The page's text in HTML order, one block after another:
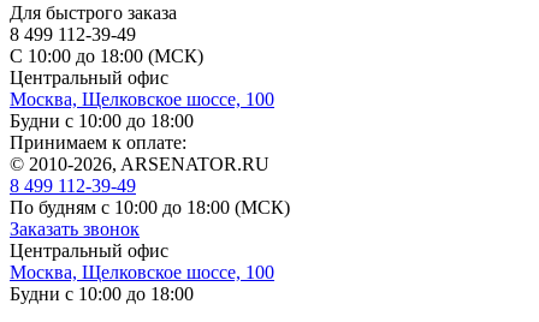
Для быстрого заказа
8 499 112-39-49
С 10:00 до 18:00 (МСК)
Центральный офис
Москва, Щелковское шоссе, 100
Будни с 10:00 до 18:00
Принимаем к оплате:
© 2010-2026, ARSENATOR.RU
8 499 112-39-49
По будням с 10:00 до 18:00 (МСК)
Заказать звонок
Центральный офис
Москва, Щелковское шоссе, 100
Будни с 10:00 до 18:00